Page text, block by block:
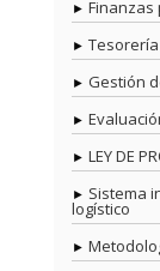
Finanzas
Gestión
LEY DE
Sistema
logístico